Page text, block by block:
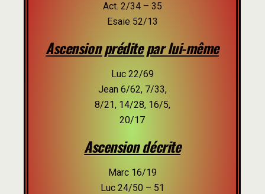
Act. 2/34 – 35
Esaie 52/13
Ascension prédite par lui-même
Luc 22/69
Jean 6/62, 7/33,
8/21, 14/28, 16/5,
20/17
Ascension décrite
Marc 16/19
Luc 24/50 – 51